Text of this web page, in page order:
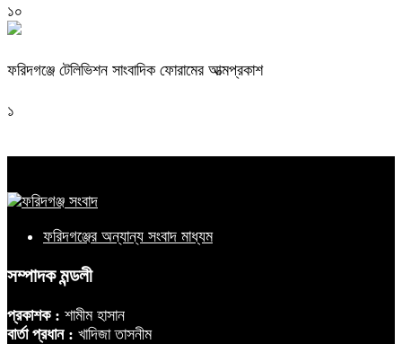
১০
ফরিদগঞ্জে টেলিভিশন সাংবাদিক ফোরামের আত্মপ্রকাশ
১
ফরিদগঞ্জের অন্যান্য সংবাদ মাধ্যম
সম্পাদক মন্ডলী
প্রকাশক : শামীম হাসান
বার্তা প্রধান : খাদিজা তাসনীম